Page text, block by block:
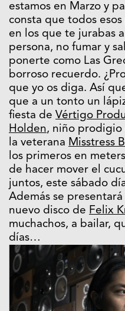
estamos en Marzo y
consta que todos
en los que te jurabas
persona, no fumar y
ponerte como Las
borroso recuerdo.
que yo os diga. Así
que a un tonto un
fiesta de Vértigo
Holden, niño prodigio
la veterana Misstress
los primeros en
de hacer mover el
juntos, este sábado
Además se
nuevo disco de Felix
muchachos, a bailar,
días…